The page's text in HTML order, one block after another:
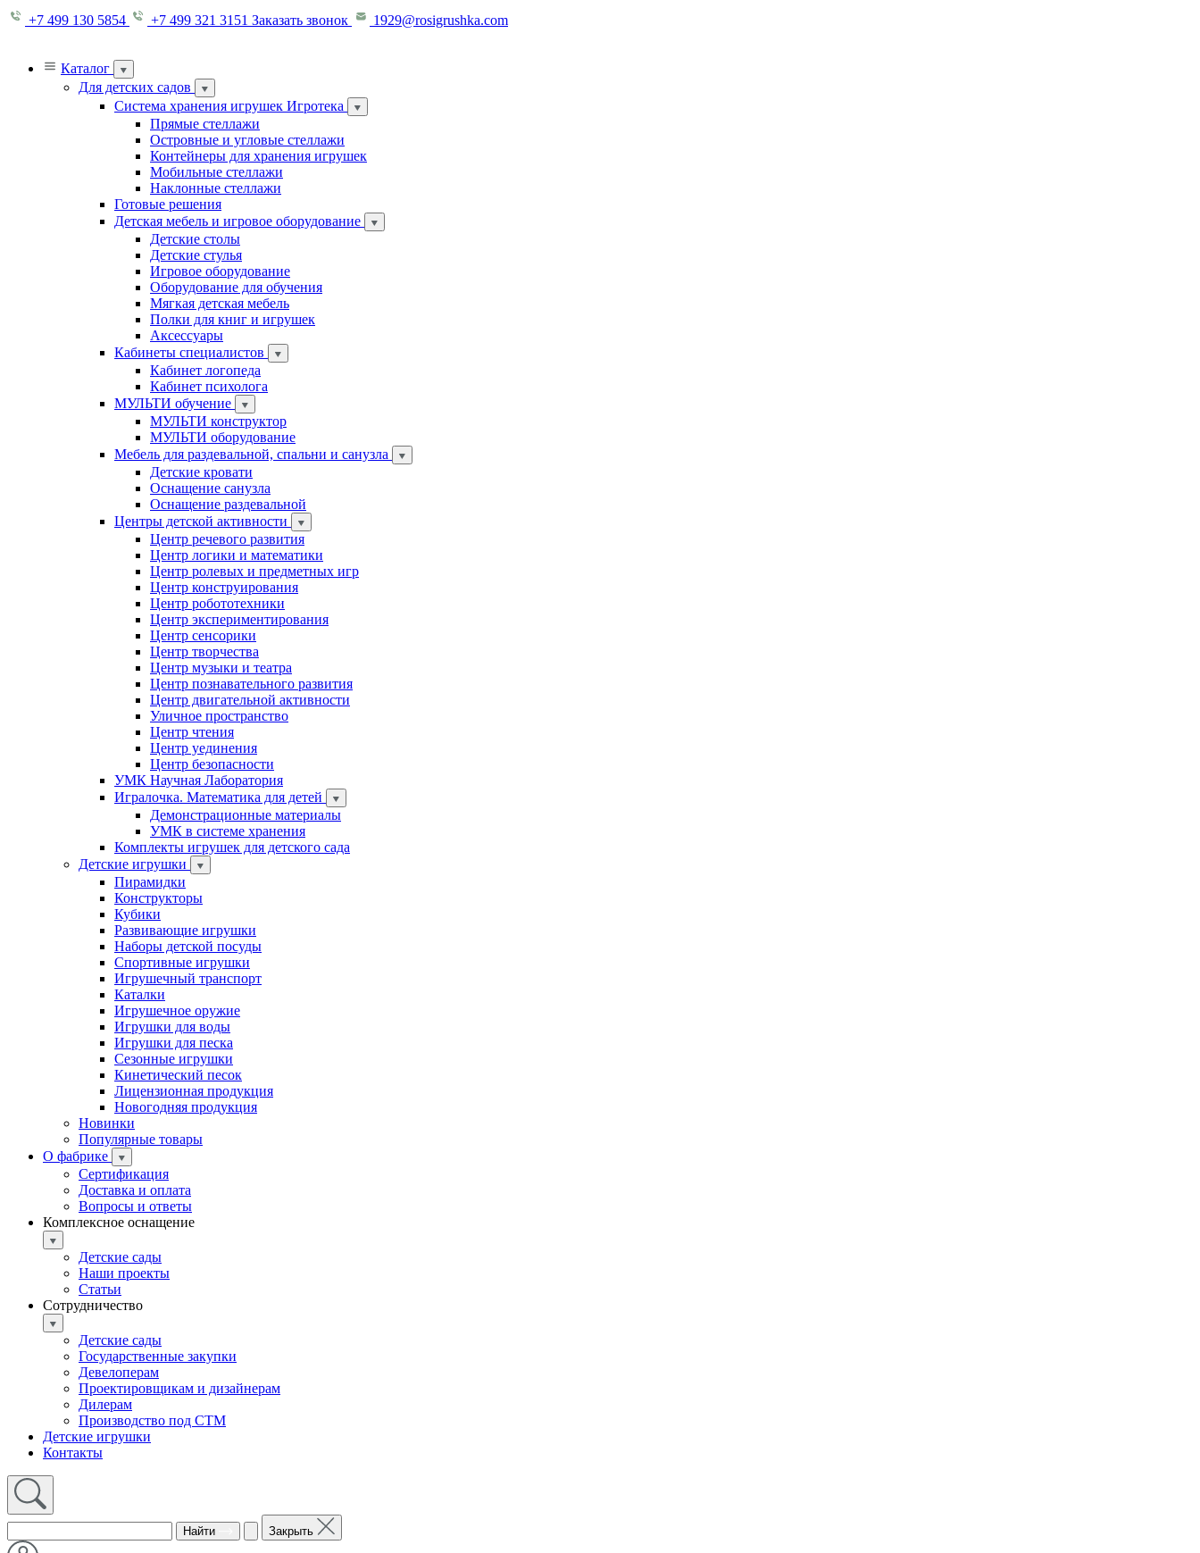
+7 499 130 5854 +7 499 321 3151 Заказать звонок 1929@rosigrushka.com
Каталог
Для детских садов
Система хранения игрушек Игротека
Прямые стеллажи
Островные и угловые стеллажи
Контейнеры для хранения игрушек
Мобильные стеллажи
Наклонные стеллажи
Готовые решения
Детская мебель и игровое оборудование
Детские столы
Детские стулья
Игровое оборудование
Оборудование для обучения
Мягкая детская мебель
Полки для книг и игрушек
Аксессуары
Кабинеты специалистов
Кабинет логопеда
Кабинет психолога
МУЛЬТИ обучение
МУЛЬТИ конструктор
МУЛЬТИ оборудование
Мебель для раздевальной, спальни и санузла
Детские кровати
Оснащение санузла
Оснащение раздевальной
Центры детской активности
Центр речевого развития
Центр логики и математики
Центр ролевых и предметных игр
Центр конструирования
Центр робототехники
Центр экспериментирования
Центр сенсорики
Центр творчества
Центр музыки и театра
Центр познавательного развития
Центр двигательной активности
Уличное пространство
Центр чтения
Центр уединения
Центр безопасности
УМК Научная Лаборатория
Игралочка. Математика для детей
Демонстрационные материалы
УМК в системе хранения
Комплекты игрушек для детского сада
Детские игрушки
Пирамидки
Конструкторы
Кубики
Развивающие игрушки
Наборы детской посуды
Спортивные игрушки
Игрушечный транспорт
Каталки
Игрушечное оружие
Игрушки для воды
Игрушки для песка
Сезонные игрушки
Кинетический песок
Лицензионная продукция
Новогодняя продукция
Новинки
Популярные товары
О фабрике
Сертификация
Доставка и оплата
Вопросы и ответы
Комплексное оснащение
Детские сады
Наши проекты
Статьи
Сотрудничество
Детские сады
Государственные закупки
Девелоперам
Проектировщикам и дизайнерам
Дилерам
Производство под СТМ
Детские игрушки
Контакты
Найти Закрыть